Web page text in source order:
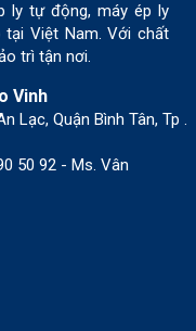
ly tự động, máy ép ly
tại Việt Nam. Với chất
trì tận nơi.
Vinh
Lạc, Quận Bình Tân, Tp .
50 92 - Ms. Vân